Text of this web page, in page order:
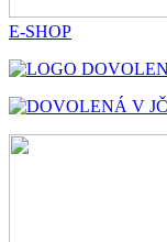
E-SHOP